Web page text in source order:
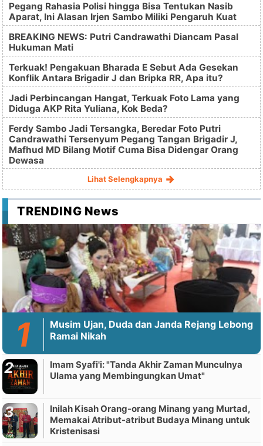
Pegang Rahasia Polisi hingga Bisa Tentukan Nasib
Aparat, Ini Alasan Irjen Sambo Miliki Pengaruh Kuat
BREAKING NEWS: Putri Candrawathi Diancam Pasal
Hukuman Mati
Terkuak! Pengakuan Bharada E Sebut Ada Gesekan
Konflik Antara Brigadir J dan Bripka RR, Apa itu?
Jadi Perbincangan Hangat, Terkuak Foto Lama yang
Diduga AKP Rita Yuliana, Kok Beda?
Ferdy Sambo Jadi Tersangka, Beredar Foto Putri
Candrawathi Tersenyum Pegang Tangan Brigadir J,
Mafhud MD Bilang Motif Cuma Bisa Didengar Orang
Dewasa
Lihat Selengkapnya
TRENDING News
Musim Ujan, Duda dan Janda Rejang Lebong
Ramai Nikah
Imam Syafi'i: "Tanda Akhir Zaman Munculnya
Ulama yang Membingungkan Umat"
Inilah Kisah Orang-orang Minang yang Murtad,
Memakai Atribut-atribut Budaya Minang untuk
Kristenisasi